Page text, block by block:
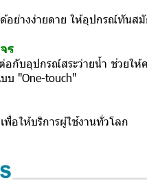
ด้อย่างง่ายดาย ให้อุปกรณ์ทันส
ร
กับอุปกรณ์สระว่ายน้ำ ช่วยใ
บ "One-touch"
อให้บริการผู้ใช้งานทั่วโลก